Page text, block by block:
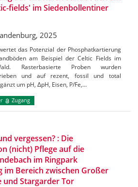
fields' im Siedenbollentiner
2025
das Potenzial der Phosphatkartierung
am Beispiel der Celtic Fields im
Rasterbasierte Proben wurden
und auf rezent, fossil und total
um pH, ΔpH, Eisen, P/Fe,…
Zugang
vergessen? : Die
(nicht) Pflege auf die
im Ringpark
im Bereich zwischen Großer
Stargarder Tor